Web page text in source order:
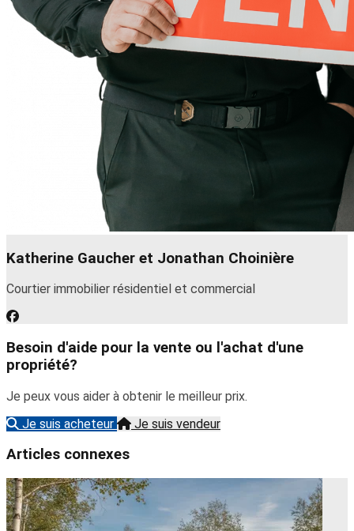
Katherine Gaucher et Jonathan Choinière
Courtier immobilier résidentiel et commercial
Besoin d'aide pour la vente ou l'achat d'une
propriété?
Je peux vous aider à obtenir le meilleur prix.
Je suis acheteur
Je suis vendeur
Articles connexes